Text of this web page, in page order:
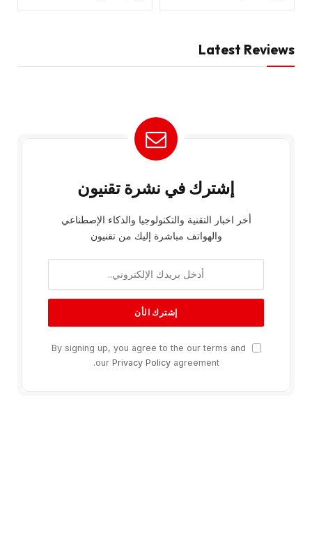
Latest Reviews
إشترك في نشرة تقنيون
أخر اخبار التقنية والتكنولوجيا والذكاء الإصطناعي
والهواتف مباشرة إليك من تقنيون
By signing up, you agree to the our terms and
our Privacy Policyagreement.